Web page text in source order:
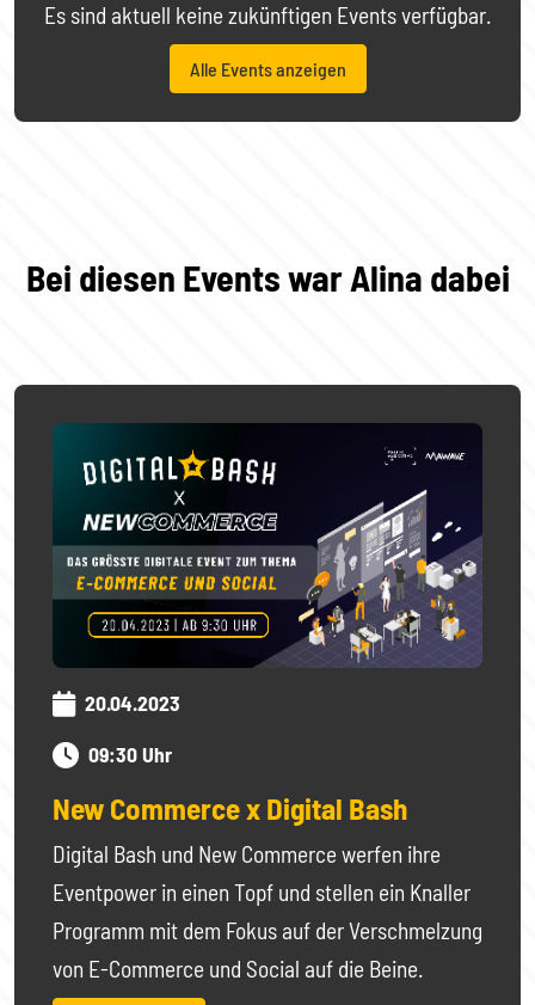
Es sind aktuell keine zukünftigen Events verfügbar.
Alle Events anzeigen
Bei diesen Events war Alina dabei
20.04.2023
09:30 Uhr
New Commerce x Digital Bash
Digital Bash und New Commerce werfen ihre
Eventpower in einen Topf und stellen ein Knaller
Programm mit dem Fokus auf der Verschmelzung
von E-Commerce und Social auf die Beine.